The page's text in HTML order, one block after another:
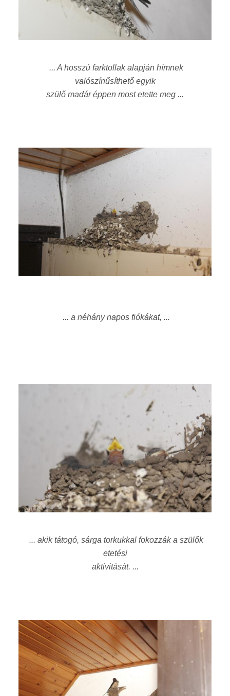
... A hosszú farktollak alapján hímnek
valószínűsíthető egyik
szülő madár éppen most etette meg ...
... a néhány napos fiókákat, ...
... akik tátogó, sárga torkukkal fokozzák a szülők
etetési
aktivitását. ...